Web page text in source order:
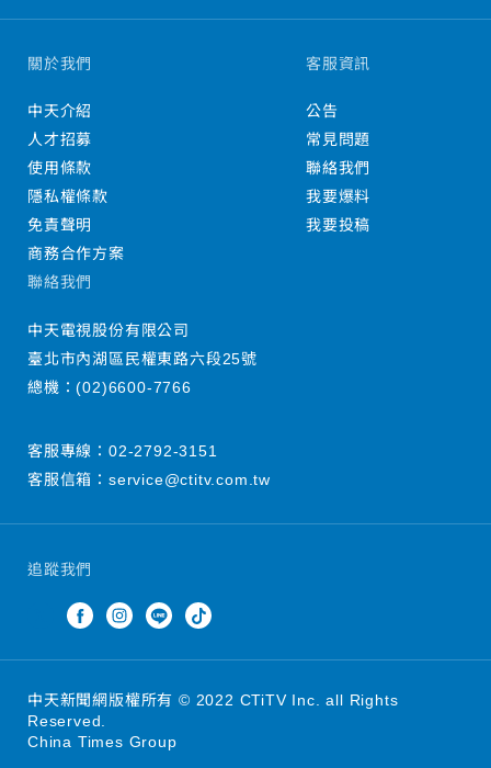
追蹤我們
關於我們
中天介紹
人才招募
使用條款
隱私權條款
免責聲明
商務合作方案
客服資訊
公告
常見問題
聯絡我們
我要爆料
我要投稿
聯絡我們
中天電視股份有限公司
臺北市內湖區民權東路六段25號
總機：(02)6600-7766
客服專線： 02-2792-3151
客服信箱： service@ctitv.com.tw
中天新聞網版權所有 © 2022 CTiTV Inc. all Rights
Reserved.
China Times Group